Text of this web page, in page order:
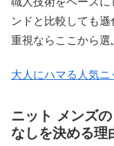
ンドと比較しても
重視ならここから選
大人にハマる人気ニ
ニット メンズ
なしを決める理